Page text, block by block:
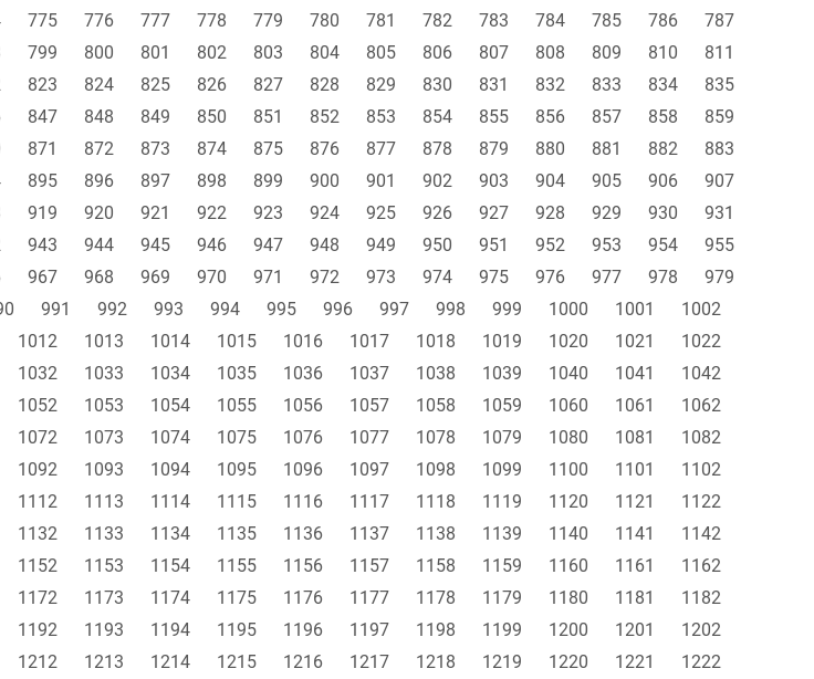
775 776 777 778 779 780 781 782 783 784 785 786
787
799 800 801 802 803 804 805 806 807 808 809 810
811
823 824 825 826 827 828 829 830 831 832 833 834
835
847 848 849 850 851 852 853 854 855 856 857 858
859
871 872 873 874 875 876 877 878 879 880 881 882
883
895 896 897 898 899 900 901 902 903 904 905 906
907
919 920 921 922 923 924 925 926 927 928 929 930
931
943 944 945 946 947 948 949 950 951 952 953 954
955
967 968 969 970 971 972 973 974 975 976 977 978
979
991 992 993 994 995 996 997 998 999 1000 1001
1002
1012 1013 1014 1015 1016 1017 1018 1019 1020 1021
1022
1032 1033 1034 1035 1036 1037 1038 1039 1040 1041
1042
1052 1053 1054 1055 1056 1057 1058 1059 1060 1061
1062
1072 1073 1074 1075 1076 1077 1078 1079 1080 1081
1082
1092 1093 1094 1095 1096 1097 1098 1099 1100 1101
1102
1112 1113 1114 1115 1116 1117 1118 1119 1120 1121
1122
1132 1133 1134 1135 1136 1137 1138 1139 1140 1141
1142
1152 1153 1154 1155 1156 1157 1158 1159 1160 1161
1162
1172 1173 1174 1175 1176 1177 1178 1179 1180 1181
1182
1192 1193 1194 1195 1196 1197 1198 1199 1200 1201
1202
1212 1213 1214 1215 1216 1217 1218 1219 1220 1221
1222